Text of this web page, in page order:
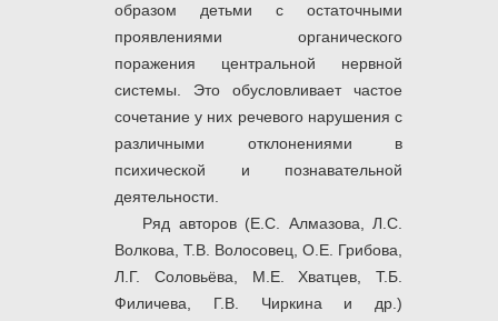
образом детьми с остаточными
проявлениями органического
поражения центральной нервной
системы. Это обусловливает частое
сочетание у них речевого нарушения с
различными отклонениями в
психической и познавательной
деятельности.
Ряд авторов (Е.С. Алмазова, Л.С.
Волкова, Т.В. Волосовец, О.Е. Грибова,
Л.Г. Соловьёва, М.Е. Хватцев, Т.Б.
Филичева, Г.В. Чиркина и др.)